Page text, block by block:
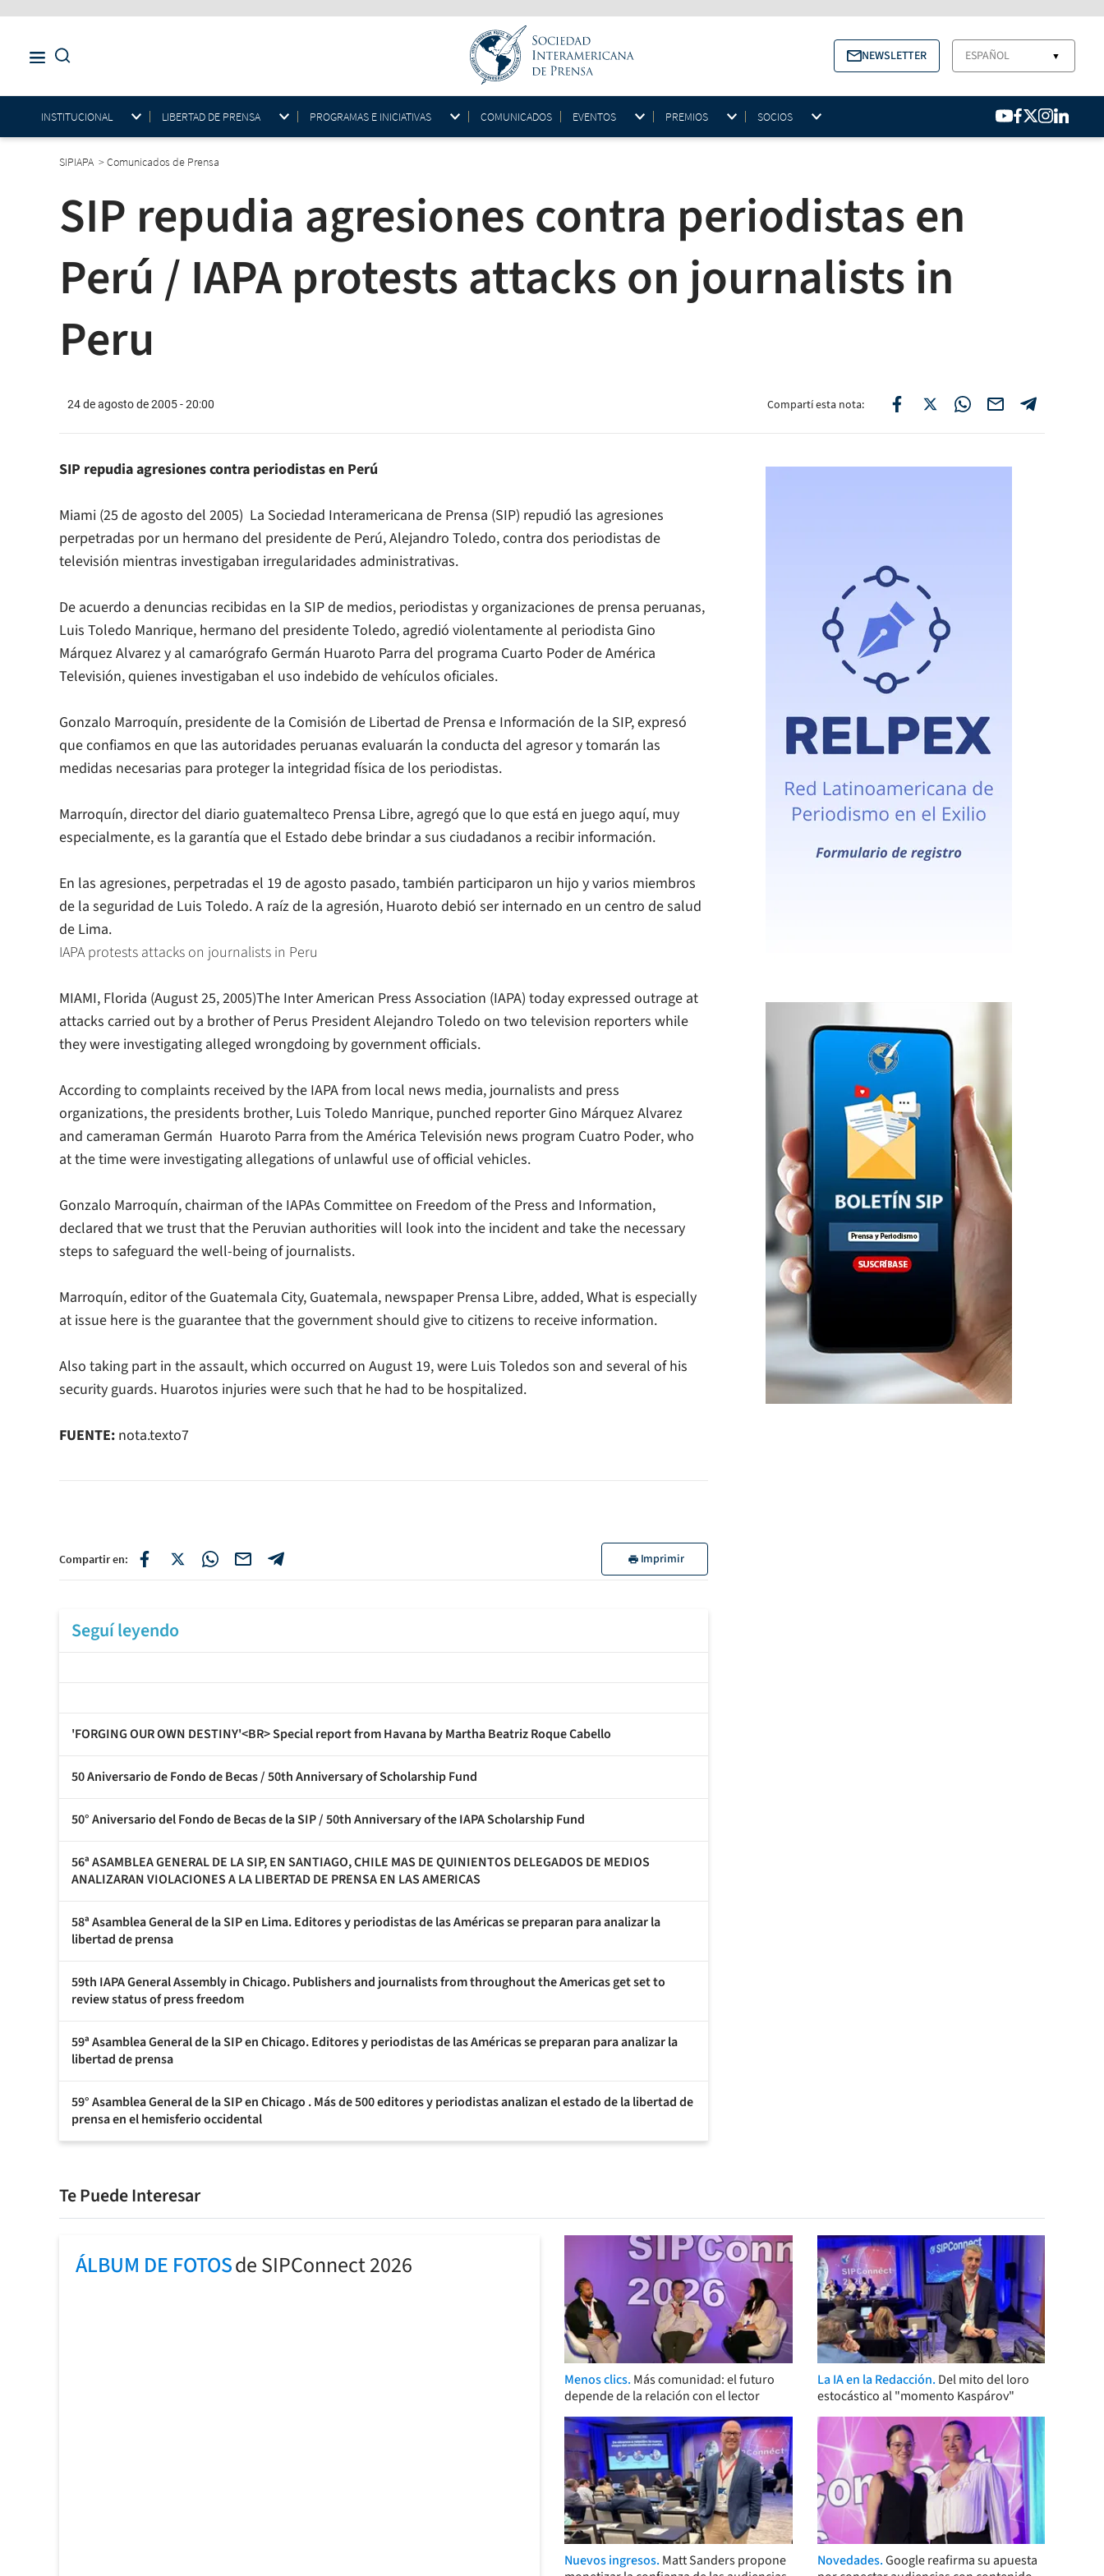
NEWSLETTER ESPAÑOL ▼
INSTITUCIONAL LIBERTAD DE PRENSA PROGRAMAS E INICIATIVAS COMUNICADOS EVENTOS PREMIOS SOCIOS
SIPIAPA >Comunicados de Prensa
SIP repudia agresiones contra periodistas en
Perú / IAPA protests attacks on journalists in
Peru
24 de agosto de 2005 - 20:00 Compartí esta nota:
SIP repudia agresiones contra periodistas en Perú
Miami (25 de agosto del 2005)  La Sociedad Interamericana de Prensa (SIP) repudió las agresiones
perpetradas por un hermano del presidente de Perú, Alejandro Toledo, contra dos periodistas de
televisión mientras investigaban irregularidades administrativas.
De acuerdo a denuncias recibidas en la SIP de medios, periodistas y organizaciones de prensa peruanas,
Luis Toledo Manrique, hermano del presidente Toledo, agredió violentamente al periodista Gino
Márquez Alvarez y al camarógrafo Germán Huaroto Parra del programa Cuarto Poder de América
Televisión, quienes investigaban el uso indebido de vehículos oficiales.
Gonzalo Marroquín, presidente de la Comisión de Libertad de Prensa e Información de la SIP, expresó
que confiamos en que las autoridades peruanas evaluarán la conducta del agresor y tomarán las
medidas necesarias para proteger la integridad física de los periodistas.
Marroquín, director del diario guatemalteco Prensa Libre, agregó que lo que está en juego aquí, muy
especialmente, es la garantía que el Estado debe brindar a sus ciudadanos a recibir información.
En las agresiones, perpetradas el 19 de agosto pasado, también participaron un hijo y varios miembros
de la seguridad de Luis Toledo. A raíz de la agresión, Huaroto debió ser internado en un centro de salud
de Lima.
IAPA protests attacks on journalists in Peru
MIAMI, Florida (August 25, 2005)The Inter American Press Association (IAPA) today expressed outrage at
attacks carried out by a brother of Perus President Alejandro Toledo on two television reporters while
they were investigating alleged wrongdoing by government officials.
According to complaints received by the IAPA from local news media, journalists and press
organizations, the presidents brother, Luis Toledo Manrique, punched reporter Gino Márquez Alvarez
and cameraman Germán Huaroto Parra from theAmérica Televisión news program Cuatro Poder, who
at the time were investigating allegations of unlawful use of official vehicles.
Gonzalo Marroquín, chairman of the IAPAs Committee on Freedom of the Press and Information,
declared that we trust that the Peruvian authorities will look into the incident and take the necessary
steps to safeguard the well-being of journalists.
Marroquín, editor of the Guatemala City, Guatemala, newspaperPrensa Libre, added, What is especially
at issue here is the guarantee that the government should give to citizens to receive information.
Also taking part in the assault, which occurred on August 19, were Luis Toledos son and several of his
security guards. Huarotos injuries were such that he had to be hospitalized.
FUENTE: nota.texto7
Compartir en: Imprimir
Seguí leyendo
'FORGING OUR OWN DESTINY'<BR> Special report from Havana by Martha Beatriz Roque Cabello
50 Aniversario de Fondo de Becas / 50th Anniversary of Scholarship Fund
50° Aniversario del Fondo de Becas de la SIP / 50th Anniversary of the IAPA Scholarship Fund
56ª ASAMBLEA GENERAL DE LA SIP, EN SANTIAGO, CHILE MAS DE QUINIENTOS DELEGADOS DE MEDIOS
ANALIZARAN VIOLACIONES A LA LIBERTAD DE PRENSA EN LAS AMERICAS
58ª Asamblea General de la SIP en Lima. Editores y periodistas de las Américas se preparan para analizar la
libertad de prensa
59th IAPA General Assembly in Chicago. Publishers and journalists from throughout the Americas get set to
review status of press freedom
59ª Asamblea General de la SIP en Chicago. Editores y periodistas de las Américas se preparan para analizar la
libertad de prensa
59° Asamblea General de la SIP en Chicago . Más de 500 editores y periodistas analizan el estado de la libertad de
prensa en el hemisferio occidental
Te Puede Interesar
ÁLBUM DE FOTOSde SIPConnect 2026
Menos clics. Más comunidad: el futuro
depende de la relación con el lector
La IA en la Redacción. Del mito del loro
estocástico al "momento Kaspárov"
Nuevos ingresos. Matt Sanders propone
Novedades.Google reafirma su apuesta